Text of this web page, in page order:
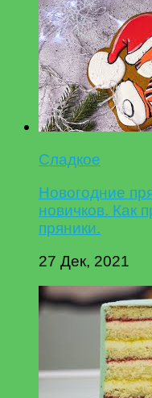
Сладкое
Новогодние
новичков. Как
пряники.
27 Дек, 2021